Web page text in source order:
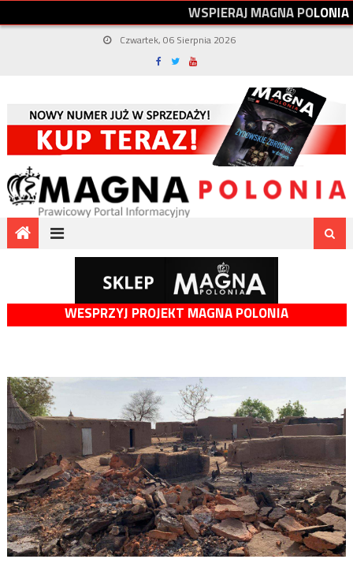
WSPIERAJMAGNAPOLONIA
Czwartek, 06 Sierpnia 2026
WESPRZYJ PROJEKT MAGNA POLONIA